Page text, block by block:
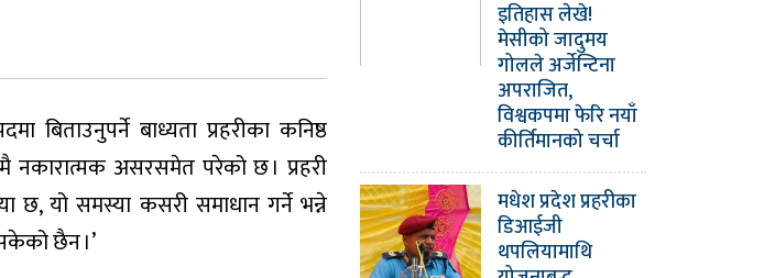
बिताउनुपर्ने बाध्यता प्रहरीका कनिष्ठ
नकारात्मक असरसमेत परेको छ । प्रहरी
छ, यो समस्या कसरी समाधान गर्ने भन्ने
छैन ।’
इतिहास लेखे!
मेसीको जादुमय
गोलले अर्जेन्टिना
अपराजित,
विश्वकपमा फेरि नयाँ
कीर्तिमानको चर्चा
मधेश प्रदेश प्रहरीका
डिआईजी
थपलियामाथि